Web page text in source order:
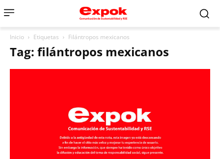
Inicio Etiquetas Filántropos mexicanos
Tag: filántropos mexicanos